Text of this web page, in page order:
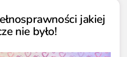
jakiej
nie było!